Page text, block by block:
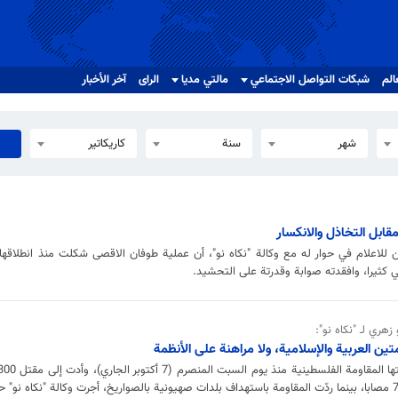
شبکات التواصل الاجتماعي مالتي مدیا الرای آخر الأخبار
شهر سنة كاريكاتير
التخاذل والانكسار
في حوار له مع وكالة "نكاه نو"، أن عملية طوفان الاقصى شكلت منذ
وافقدته صوابة وقدرتة على التحشيد.
لـ "نكاه نو":
العربية والإسلامية، ولا مراهنة على الأنظمة